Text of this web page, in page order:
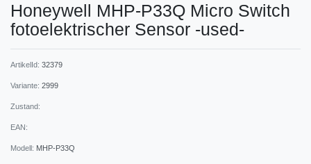
Honeywell MHP-P33Q Micro Switch
fotoelektrischer Sensor -used-
ArtikelId: 32379
Variante: 2999
Zustand:
EAN:
Modell: MHP-P33Q